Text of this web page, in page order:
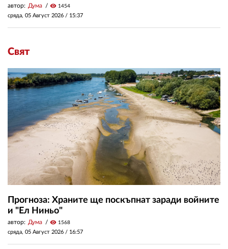
автор: Дума visibility 1454
сряда, 05 Август 2026 / 15:37
Свят
Прогноза: Храните ще поскъпнат заради войните
и "Ел Ниньо"
автор: Дума visibility 1568
сряда, 05 Август 2026 / 16:57